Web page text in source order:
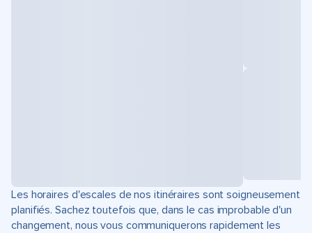
Les horaires d'escales de nos itinéraires sont soigneusement
planifiés. Sachez toutefois que, dans le cas improbable d'un
changement, nous vous communiquerons rapidement les